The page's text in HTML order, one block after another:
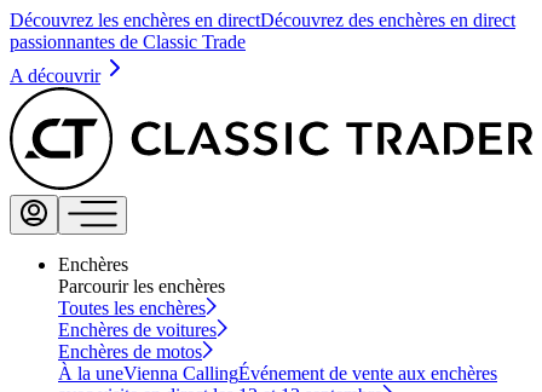
Découvrez les enchères en directDécouvrez des enchères en direct
passionnantes de Classic Trade
A découvrir
Enchères
Parcourir les enchères
Toutes les enchères
Enchères de voitures
Enchères de motos
À la uneVienna CallingÉvénement de vente aux enchères